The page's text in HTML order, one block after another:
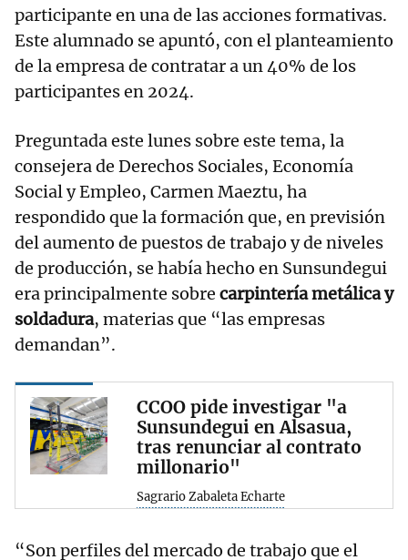
participante en una de las acciones formativas.
Este alumnado se apuntó, con el planteamiento
de la empresa de contratar a un 40% de los
participantes en 2024.
Preguntada este lunes sobre este tema, la
consejera de Derechos Sociales, Economía
Social y Empleo, Carmen Maeztu, ha
respondido que la formación que, en previsión
del aumento de puestos de trabajo y de niveles
de producción, se había hecho en Sunsundegui
era principalmente sobre carpintería metálica y
soldadura, materias que “las empresas
demandan”.
CCOO pide investigar "a
Sunsundegui en Alsasua,
tras renunciar al contrato
millonario"
Sagrario Zabaleta Echarte
“Son perfiles del mercado de trabajo que el